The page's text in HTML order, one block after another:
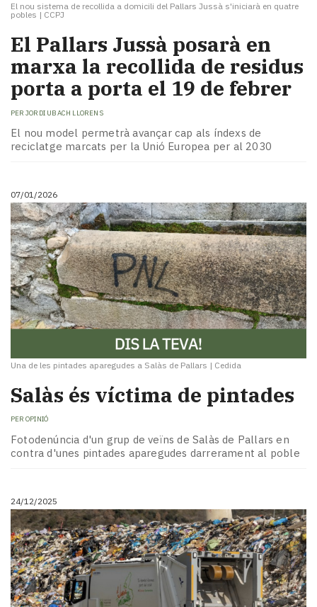
El nou sistema de recollida a domicili del Pallars Jussà s'iniciarà en quatre
pobles | CCPJ
El Pallars Jussà posarà en
marxa la recollida de residus
porta a porta el 19 de febrer
PER JORDI UBACH LLORENS
El nou model permetrà avançar cap als índexs de
reciclatge marcats per la Unió Europea per al 2030
07/01/2026
Una de les pintades aparegudes a Salàs de Pallars | Cedida
Salàs és víctima de pintades
PER OPINIÓ
Fotodenúncia d'un grup de veïns de Salàs de Pallars en
contra d'unes pintades aparegudes darrerament al poble
24/12/2025